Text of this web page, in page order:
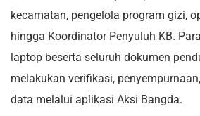
kecamatan, pengelola program gizi,
hingga Koordinator Penyuluh KB.
laptop beserta seluruh dokumen
melakukan verifikasi,
data melalui aplikasi Aksi Bangda.